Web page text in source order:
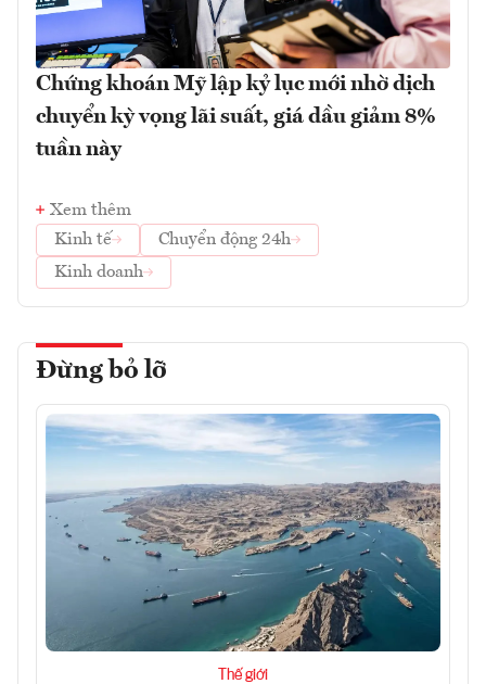
Chứng khoán Mỹ lập kỷ lục mới nhờ dịch
chuyển kỳ vọng lãi suất, giá dầu giảm 8%
tuần này
Xem thêm
Kinh tế
Chuyển động 24h
Kinh doanh
Đừng bỏ lỡ
Thế giới